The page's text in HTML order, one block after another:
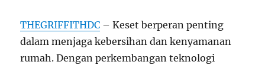
THEGRIFFITHDC – Keset berperan penting
dalam menjaga kebersihan dan kenyamanan
rumah. Dengan perkembangan teknologi